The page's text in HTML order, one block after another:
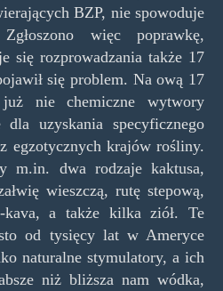
BZP, nie spowoduje
więc poprawkę,
się rozprowadzania także 17
się problem. Na ową 17
już nie chemiczne wytwory
dla uzyskania specyficznego
egzotycznych krajów rośliny.
m.in. dwa rodzaje kaktusa,
wieszczą, rutę stepową,
kava, a także kilka ziół. Te
od tysięcy lat w Ameryce
naturalne stymulatory, a ich
niż bliższa nam wódka,